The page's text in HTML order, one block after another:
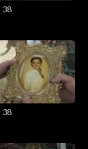
38
38